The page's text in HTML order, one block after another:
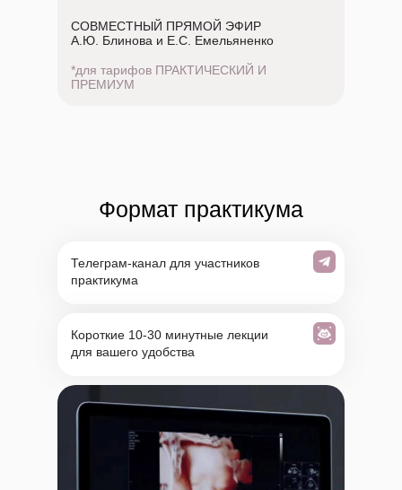
СОВМЕСТНЫЙ ПРЯМОЙ ЭФИР
А.Ю. Блинова и Е.С. Емельяненко
*для тарифов ПРАКТИЧЕСКИЙ И
ПРЕМИУМ
Формат практикума
Телеграм-канал для участников
практикума
Короткие 10-30 минутные лекции
для вашего удобства